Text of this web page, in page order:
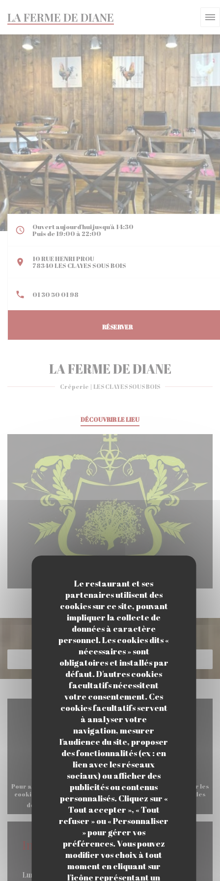
Le restaurant et ses
partenaires utilisent des
cookies sur ce site, pouvant
impliquer la collecte de
données à caractère
personnel. Les cookies dits «
nécessaires » sont
obligatoires et installés par
défaut. D'autres cookies
facultatifs nécessitent
votre consentement. Ces
cookies facultatifs servent
à analyser votre
navigation, mesurer
l'audience du site, proposer
des fonctionnalités (ex : en
lien avec les réseaux
sociaux) ou afficher des
publicités ou contenus
personnalisés. Cliquez sur «
Tout accepter », « Tout
refuser » ou « Personnaliser
» pour gérer vos
préférences. Vous pouvez
modifier vos choix à tout
moment en cliquant sur
l'icône représentant un
LA FERME DE DIANE
Ouvert aujourd'hui jusqu'à 14:30
Puis de 19:00 à 22:00
10 RUE HENRI PROU
78340 LES CLAYES SOUS BOIS
01 30 50 01 98
RÉSERVER
LA FERME DE DIANE
Crêperie | LES CLAYES SOUS BOIS
DÉCOUVRIR LE LIEU
Découvrir notre carte
DÉCOUVRIR NOTRE CARTE
Pour afficher la carte interactive Waze, vous devez accepter les
cookies Waze Map (Google). Ces cookies peuvent collecter des
données de navigation et de localisation.
Infos pratiques
Horaires
Lun